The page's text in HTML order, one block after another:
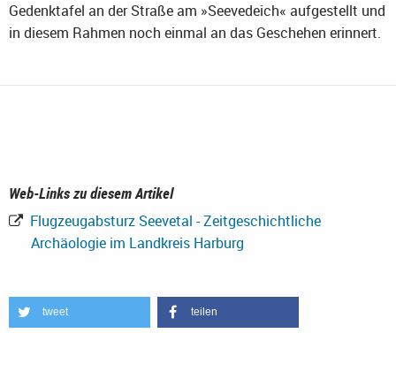
Gedenktafel an der Straße am »Seevedeich« aufgestellt und
in diesem Rahmen noch einmal an das Geschehen erinnert.
Web-Links zu diesem Artikel
Flugzeugabsturz Seevetal - Zeitgeschichtliche
Archäologie im Landkreis Harburg
tweet teilen